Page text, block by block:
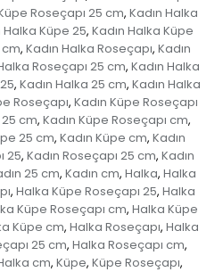
Roseçapı 25 cm, Kadın Halka
Halka Küpe 25, Kadın Halka Küpe
cm, Kadın Halka Roseçapı, Kadın
Roseçapı 25 cm, Kadın Halka
, Kadın Halka 25 cm, Kadın Halka
Roseçapı, Kadın Küpe Roseçapı
25 cm, Kadın Küpe Roseçapı cm,
25 cm, Kadın Küpe cm, Kadın
25, Kadın Roseçapı 25 cm, Kadın
25 cm, Kadın cm, Halka, Halka
, Halka Küpe Roseçapı 25, Halka
Küpe Roseçapı cm, Halka Küpe
Küpe cm, Halka Roseçapı, Halka
25 cm, Halka Roseçapı cm,
cm, Küpe, Küpe Roseçapı,